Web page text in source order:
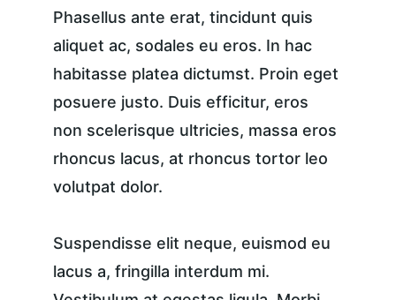
Phasellus ante erat, tincidunt quis
aliquet ac, sodales eu eros. In hac
habitasse platea dictumst. Proin eget
posuere justo. Duis efficitur, eros
non scelerisque ultricies, massa eros
rhoncus lacus, at rhoncus tortor leo
volutpat dolor.
Suspendisse elit neque, euismod eu
lacus a, fringilla interdum mi.